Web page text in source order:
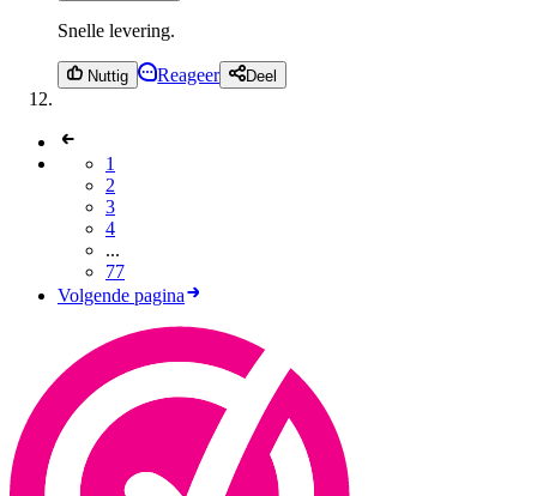
Snelle levering.
Nuttig Reageer Deel
1
2
3
4
...
77
Volgende pagina